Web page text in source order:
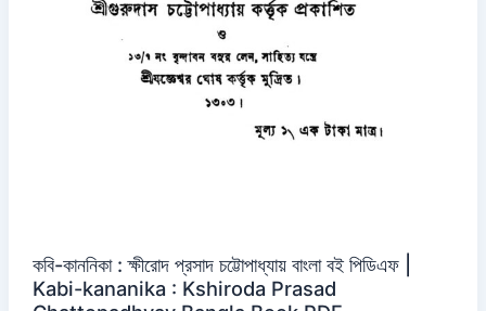
কবি-কাননিকা : ক্ষীরোদ প্রসাদ চট্টোপাধ্যায় বাংলা বই পিডিএফ |
Kabi-kananika : Kshiroda Prasad